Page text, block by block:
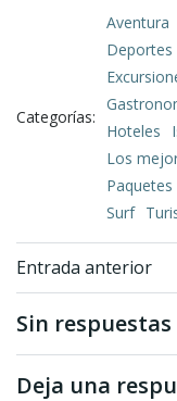
Categorías:
Aventura
Deportes
Hoteles
Los
Paquetes
Surf
de
Entrada anterior
Sin respuestas
Deja una